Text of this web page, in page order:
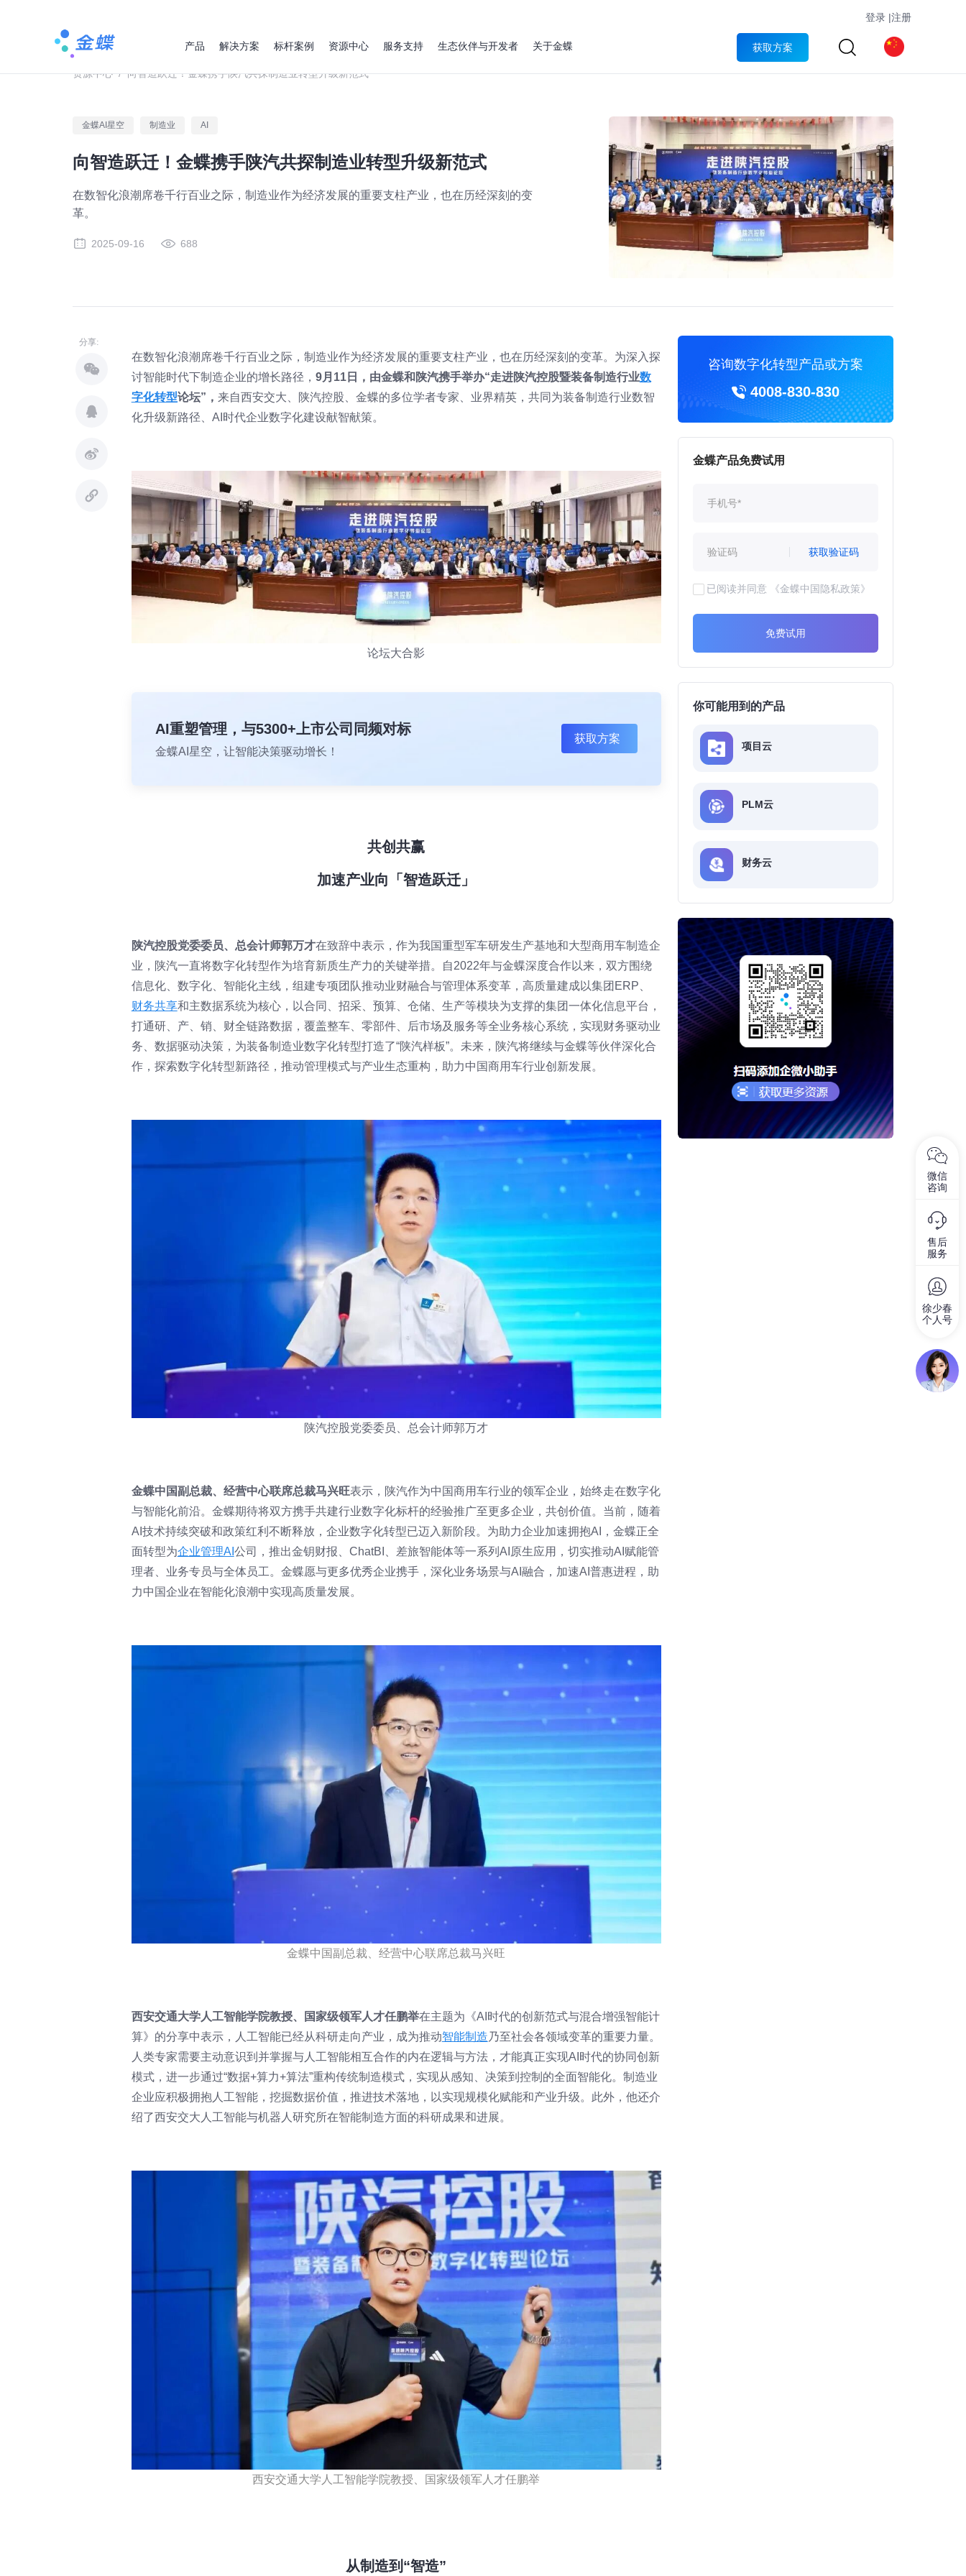
登录 |注册
产品 解决方案 标杆案例 资源中心 服务支持 生态伙伴与开发者 关于金蝶 获取方案
资源中心 / 向智造跃迁！金蝶携手陕汽共探制造业转型升级新范式
金蝶AI星空 制造业 AI
向智造跃迁！金蝶携手陕汽共探制造业转型升级新范式
在数智化浪潮席卷千行百业之际，制造业作为经济发展的重要支柱产业，也在历经深刻的变
革。
2025-09-16 688
分享:
在数智化浪潮席卷千行百业之际，制造业作为经济发展的重要支柱产业，也在历经深刻的变革。为深入探
讨智能时代下制造企业的增长路径， 9月11日，由金蝶和陕汽携手举办“走进陕汽控股暨装备制造行业数
字化转型论坛”， 来自西安交大、陕汽控股、金蝶的多位学者专家、业界精英，共同为装备制造行业数智
化升级新路径、AI时代企业数字化建设献智献策。
论坛大合影
AI重塑管理，与5300+上市公司同频对标
金蝶AI星空，让智能决策驱动增长！
获取方案
共创共赢
加速产业向「智造跃迁」
陕汽控股党委委员、总会计师郭万才在致辞中表示，作为我国重型军车研发生产基地和大型商用车制造企
业，陕汽一直将数字化转型作为培育新质生产力的关键举措。自2022年与金蝶深度合作以来，双方围绕
信息化、数字化、智能化主线，组建专项团队推动业财融合与管理体系变革，高质量建成以集团ERP、
财务共享和主数据系统为核心，以合同、招采、预算、仓储、生产等模块为支撑的集团一体化信息平台，
打通研、产、销、财全链路数据，覆盖整车、零部件、后市场及服务等全业务核心系统，实现财务驱动业
务、数据驱动决策，为装备制造业数字化转型打造了“陕汽样板”。未来，陕汽将继续与金蝶等伙伴深化合
作，探索数字化转型新路径，推动管理模式与产业生态重构，助力中国商用车行业创新发展。
陕汽控股党委委员、总会计师郭万才
金蝶中国副总裁、经营中心联席总裁马兴旺表示，陕汽作为中国商用车行业的领军企业，始终走在数字化
与智能化前沿。金蝶期待将双方携手共建行业数字化标杆的经验推广至更多企业，共创价值。当前，随着
AI技术持续突破和政策红利不断释放，企业数字化转型已迈入新阶段。为助力企业加速拥抱AI，金蝶正全
面转型为企业管理AI 公司，推出金钥财报、ChatBI、差旅智能体等一系列AI原生应用，切实推动AI赋能管
理者、业务专员与全体员工。金蝶愿与更多优秀企业携手，深化业务场景与AI融合，加速AI普惠进程，助
力中国企业在智能化浪潮中实现高质量发展。
金蝶中国副总裁、经营中心联席总裁马兴旺
西安交通大学人工智能学院教授、国家级领军人才任鹏举在主题为《AI时代的创新范式与混合增强智能计
算》的分享中表示，人工智能已经从科研走向产业，成为推动智能制造乃至社会各领域变革的重要力量。
人类专家需要主动意识到并掌握与人工智能相互合作的内在逻辑与方法，才能真正实现AI时代的协同创新
模式，进一步通过“数据+算力+算法”重构传统制造模式，实现从感知、决策到控制的全面智能化。制造业
企业应积极拥抱人工智能，挖掘数据价值，推进技术落地，以实现规模化赋能和产业升级。此外，他还介
绍了西安交大人工智能与机器人研究所在智能制造方面的科研成果和进展。
西安交通大学人工智能学院教授、国家级领军人才任鹏举
从制造到“智造”
咨询数字化转型产品或方案
4008-830-830
金蝶产品免费试用
获取验证码
已阅读并同意 《金蝶中国隐私政策》
免费试用
你可能用到的产品
项目云
PLM云
财务云
微信
咨询
售后
服务
徐少春
个人号